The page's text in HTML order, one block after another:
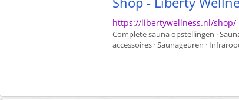
https://libertywellness.nl/shop/
Complete sauna opstellingen ·
accessoires · Saunageuren ·